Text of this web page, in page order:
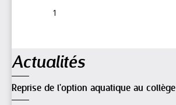
1
Actualités
Reprise de l'option aquatique au collège